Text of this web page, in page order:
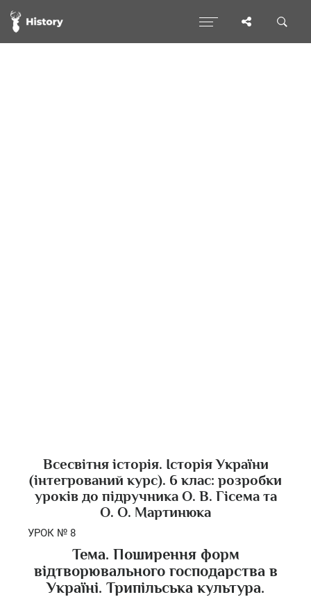
Всесвітня історія. Історія України
(інтегрований курс). 6 клас: розробки
уроків до підручника О. В. Гісема та
О. О. Мартинюка
УРОК № 8
Тема. Поширення форм
відтворювального господарства в
Україні. Трипільська культура.